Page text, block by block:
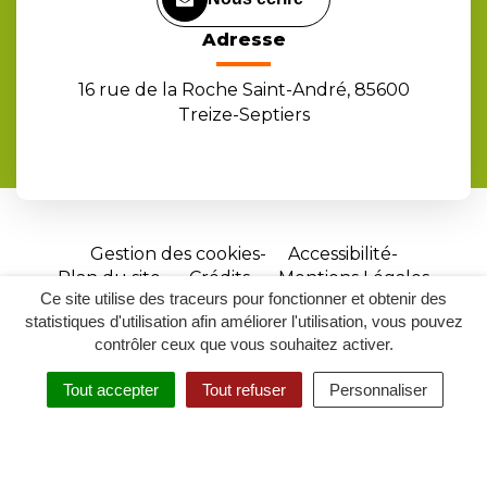
Ce site utilise des traceurs pour fonctionner et obtenir des
statistiques d'utilisation afin améliorer l'utilisation, vous pouvez
contrôler ceux que vous souhaitez activer.
Tout accepter Tout refuser Personnaliser
RECHERCHER
ACCESSIBILITÉ
Adresse
16 rue de la Roche Saint-André, 85600
Treize-Septiers
Gestion des cookies
Accessibilité
Plan du site
Crédits
Mentions Légales
Site
réalisé
par
Inovagora